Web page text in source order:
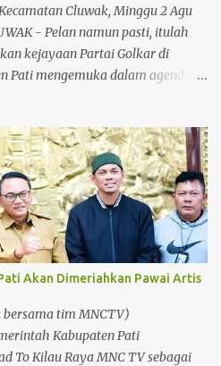
dan Ucapan Terima Kasih
Muhammad Ridwan
Cluwak, Minggu 2 Agu
- Pelan namun pasti, itulah
kejayaan Partai Golkar di
Pati mengemuka dalam agenda
Cluwak berkomitmen
pada Pemilu mendatang. Baca
Media, Kapolresta Pati
Terima Kasih Baca juga: Tokoh
BMT Fastabiq, Muhammad
tersebut, Ketua DPD Partai
Sri Wahyuningati menitipkan
pengurus Partai Golkar hingga
maksimal dalam membesarkan
menegaskan, target
perhatian bersama mengingat
Akan Dimeriahkan Pawai Artis
bersama tim MNCTV)
Kabupaten Pati
To Kilau Raya MNC TV sebagai